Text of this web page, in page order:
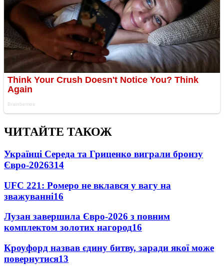
ЧИТАЙТЕ ТАКОЖ
Українці Середа та Гриценко виграли бронзу
Євро-2026314
UFC 221: Ромеро не вклався у вагу на
зважуванні16
Лузан завершила Євро-2026 з повним
комплектом золотих нагород16
Кроуфорд назвав єдину битву, заради якої може
повернутися13